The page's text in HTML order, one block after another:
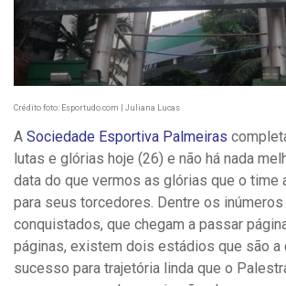
Crédito foto: Esportudo.com | Juliana Lucas
A Sociedade Esportiva Palmeiras
lutas e glórias hoje (26) e não há nada
data do que vermos as glórias que o time
para seus torcedores. Dentre os
conquistados, que chegam a passar
páginas, existem dois estádios que são a
sucesso para trajetória linda que o